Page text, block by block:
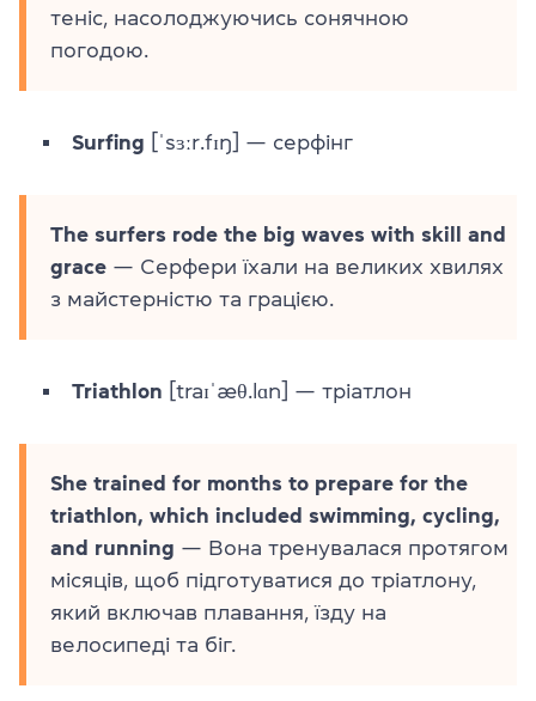
теніс, насолоджуючись сонячною
погодою.
Surfing [ˈsɜːr.fɪŋ] — серфінг
The surfers rode the big waves with skill and
grace — Серфери їхали на великих хвилях
з майстерністю та грацією.
Triathlon [traɪˈæθ.lɑn] — тріатлон
She trained for months to prepare for the
triathlon, which included swimming, cycling,
and running — Вона тренувалася протягом
місяців, щоб підготуватися до тріатлону,
який включав плавання, їзду на
велосипеді та біг.